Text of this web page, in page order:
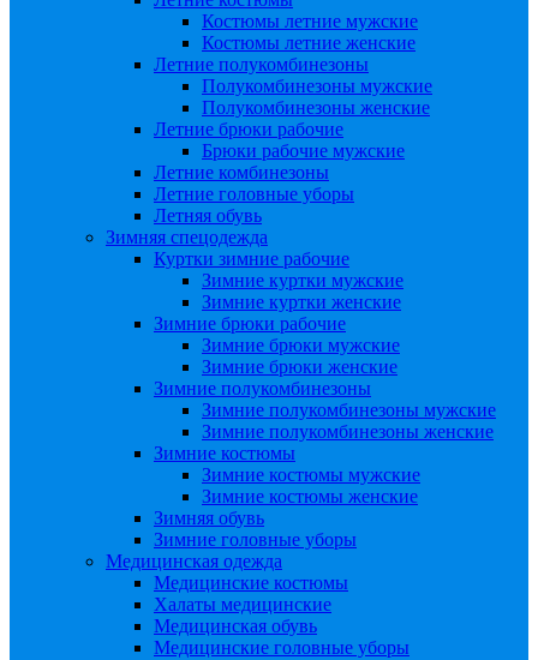
Костюмы летние мужские
Костюмы летние женские
Летние полукомбинезоны
Полукомбинезоны мужские
Полукомбинезоны женские
Летние брюки рабочие
Брюки рабочие мужские
Летние комбинезоны
Летние головные уборы
Летняя обувь
Зимняя спецодежда
Куртки зимние рабочие
Зимние куртки мужские
Зимние куртки женские
Зимние брюки рабочие
Зимние брюки мужские
Зимние брюки женские
Зимние полукомбинезоны
Зимние полукомбинезоны мужские
Зимние полукомбинезоны женские
Зимние костюмы
Зимние костюмы мужские
Зимние костюмы женские
Зимняя обувь
Зимние головные уборы
Медицинская одежда
Медицинские костюмы
Халаты медицинские
Медицинская обувь
Медицинские головные уборы